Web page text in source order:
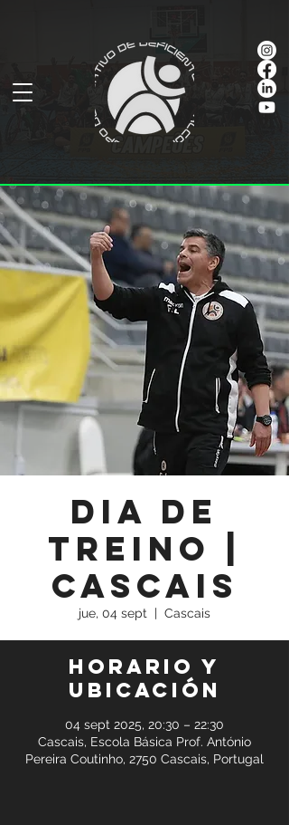
Dia de
Treino |
Cascais
jue, 04 sept
  |
Cascais
Horario y
ubicación
04 sept 2025, 20:30 – 22:30
Cascais, Escola Básica Prof. António
Pereira Coutinho, 2750 Cascais, Portugal